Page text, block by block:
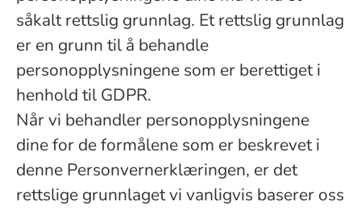
såkalt rettslig grunnlag. Et rettslig grunnlag
er en grunn til å behandle
personopplysningene som er berettiget i
henhold til GDPR.
Når vi behandler personopplysningene
dine for de formålene som er beskrevet i
denne Personvernerklæringen, er det
rettslige grunnlaget vi vanligvis baserer oss